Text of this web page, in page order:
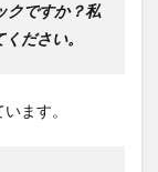
クですか？私
ださい。
ます。